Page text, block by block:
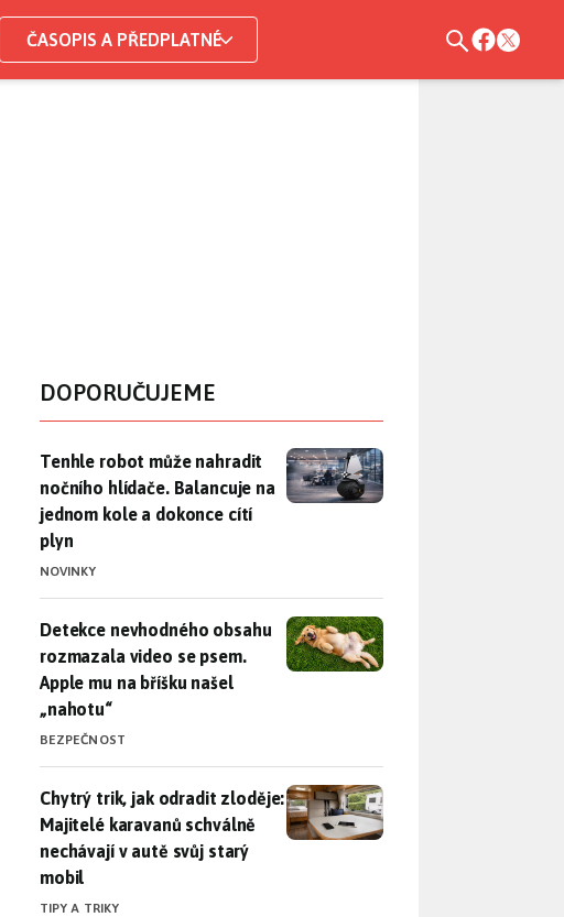
ČASOPIS A PŘEDPLATNÉ
DOPORUČUJEME
Tenhle robot může nahradit nočního hlídače. Balancuje na
Tenhle robot může nahradit
nočního hlídače. Balancuje na
jednom kole a dokonce cítí
plyn
NOVINKY
Detekce nevhodného obsahu rozmazala video se psem. Apple mu
Detekce nevhodného obsahu
rozmazala video se psem.
Apple mu na bříšku našel
„nahotu“
BEZPEČNOST
Chytrý trik, jak odradit zloděje: Majitelé karavanů schválně
Chytrý trik, jak odradit zloděje:
Majitelé karavanů schválně
nechávají v autě svůj starý
mobil
TIPY A TRIKY